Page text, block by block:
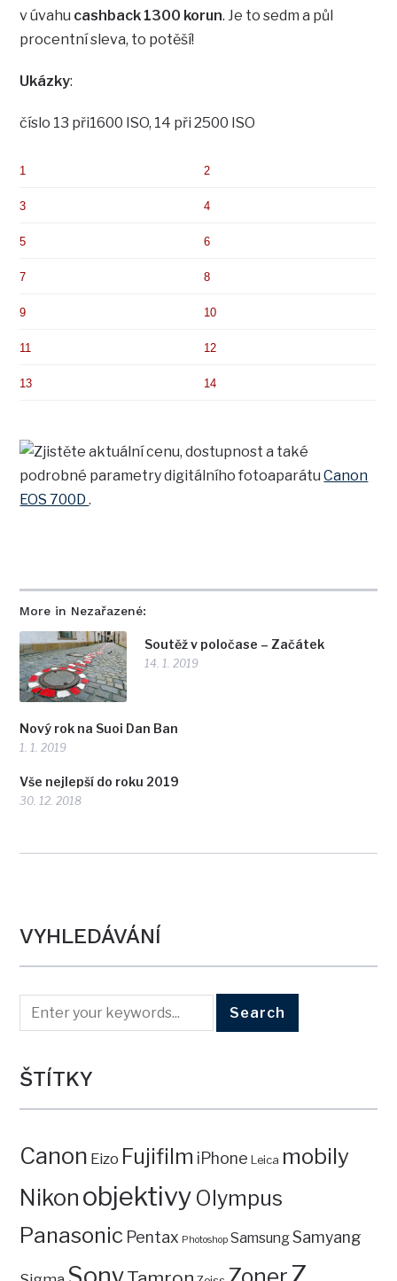
More in Nezařazené:
Soutěž v poločase – Začátek
14. 1. 2019
Nový rok na Suoi Dan Ban
1. 1. 2019
Vše nejlepší do roku 2019
30. 12. 2018
v úvahu cashback 1300 korun. Je to sedm a půl
procentní sleva, to potěší!
Ukázky:
číslo 13 při1600 ISO, 14 při 2500 ISO
1 2
3 4
5 6
7 8
9 10
11 12
13 14
Zjistěte aktuální cenu, dostupnost a také
podrobné parametry digitálního fotoaparátuCanon
EOS 700D.
VYHLEDÁVÁNÍ
ŠTÍTKY
Canon Eizo Fujifilm iPhone Leica mobily
Nikon objektivy Olympus
Panasonic Pentax Photoshop SamsungSamyang